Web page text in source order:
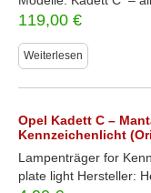
119,00 €
Weiterlesen
Opel Kadett C –
Kennzeichenlicht
Lampenträger for
plate light Hersteller: